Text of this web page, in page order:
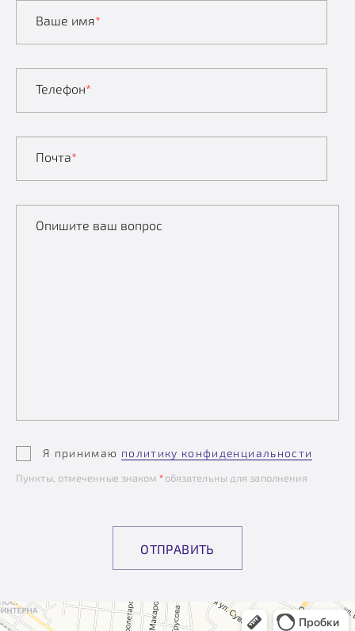
Ваше имя*
Телефон*
Почта*
Опишите ваш вопрос
Я принимаю политику конфиденциальности
Пункты, отмеченные знаком *обязательны для заполнения
ОТПРАВИТЬ